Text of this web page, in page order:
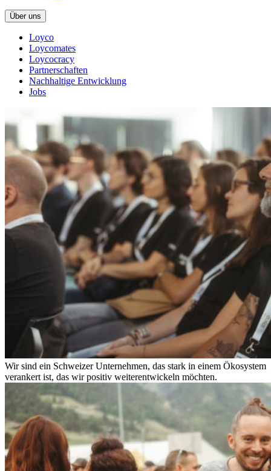
Über uns
Loyco
Loycomates
Loycocracy
Partnerschaften
Nachhaltige Entwicklung
Jobs
Wir sind ein Schweizer Unternehmen, das stark in einem Ökosystem
verankert ist, das wir positiv weiterentwickeln möchten.